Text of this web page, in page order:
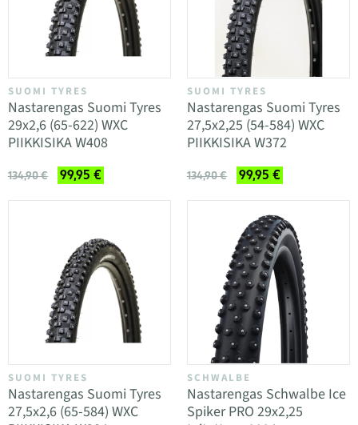
SUOMI TYRES
Nastarengas Suomi Tyres
29x2,6 (65-622) WXC
PIIKKISIKA W408
134,90 € 99,95 €
SUOMI TYRES
Nastarengas Suomi Tyres
27,5x2,25 (54-584) WXC
PIIKKISIKA W372
134,90 € 99,95 €
SUOMI TYRES
Nastarengas Suomi Tyres
27,5x2,6 (65-584) WXC
SCHWALBE
Nastarengas Schwalbe Ice
Spiker PRO 29x2,25